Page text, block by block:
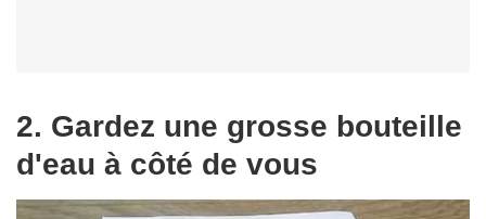
2. Gardez une grosse bouteille
d'eau à côté de vous